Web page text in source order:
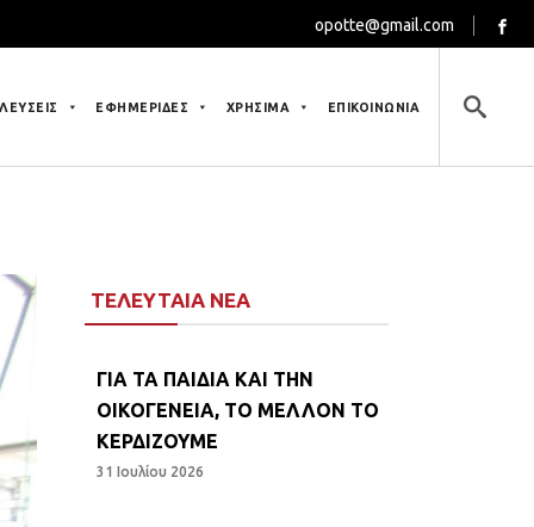
opotte@gmail.com
ΕΦΗΜΕΡΙΔΕΣ ΧΡΗΣΙΜΑ ΕΠΙΚΟΙΝΩΝΙΑ
ΤΕΛΕΥΤΑΙΑ ΝΕΑ
ΓΙΑ ΤΑ ΠΑΙΔΙΑ ΚΑΙ ΤΗΝ
ΟΙΚΟΓΕΝΕΙΑ, ΤΟ ΜΕΛΛΟΝ ΤΟ
ΚΕΡΔΙΖΟΥΜΕ
31 Ιουλίου 2026